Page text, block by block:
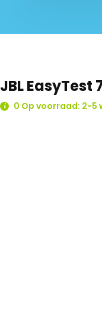
JBL EasyTest
0 Op voorraad: 2-5